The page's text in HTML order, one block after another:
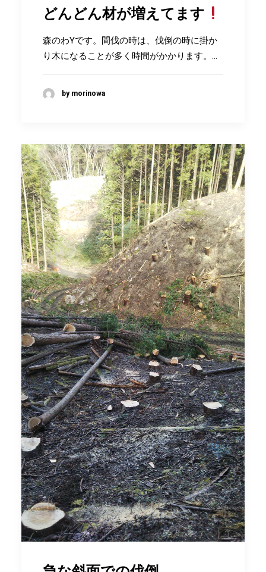
どんどん材が増えてます
森のわYです。間伐の時は、伐倒の時に掛か
り木になることが多く時間がかかります。…
by morinowa